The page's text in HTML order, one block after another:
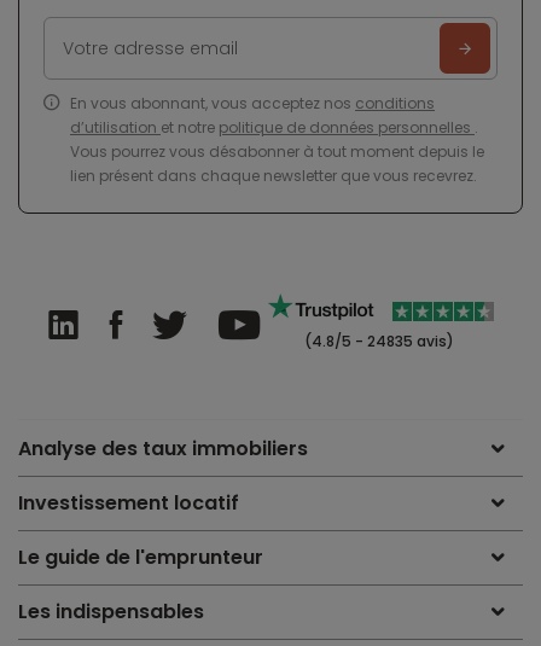
En vous abonnant, vous acceptez nos conditions
d’utilisation et notre politique de données personnelles .
Vous pourrez vous désabonner à tout moment depuis le
lien présent dans chaque newsletter que vous recevrez.
(4.8/5 - 24835 avis)
Analyse des taux immobiliers
Investissement locatif
Le guide de l'emprunteur
Les indispensables